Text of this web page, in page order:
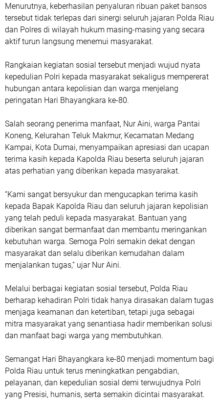
Menurutnya, keberhasilan penyaluran ribuan paket bansos
tersebut tidak terlepas dari sinergi seluruh jajaran Polda Riau
dan Polres di wilayah hukum masing-masing yang secara
aktif turun langsung menemui masyarakat.
Rangkaian kegiatan sosial tersebut menjadi wujud nyata
kepedulian Polri kepada masyarakat sekaligus mempererat
hubungan antara kepolisian dan warga menjelang
peringatan Hari Bhayangkara ke-80.
Salah seorang penerima manfaat, Nur Aini, warga Pantai
Koneng, Kelurahan Teluk Makmur, Kecamatan Medang
Kampai, Kota Dumai, menyampaikan apresiasi dan ucapan
terima kasih kepada Kapolda Riau beserta seluruh jajaran
atas perhatian yang diberikan kepada masyarakat.
“Kami sangat bersyukur dan mengucapkan terima kasih
kepada Bapak Kapolda Riau dan seluruh jajaran kepolisian
yang telah peduli kepada masyarakat. Bantuan yang
diberikan sangat bermanfaat dan membantu meringankan
kebutuhan warga. Semoga Polri semakin dekat dengan
masyarakat dan selalu diberikan kemudahan dalam
menjalankan tugas,” ujar Nur Aini.
Melalui berbagai kegiatan sosial tersebut, Polda Riau
berharap kehadiran Polri tidak hanya dirasakan dalam tugas
menjaga keamanan dan ketertiban, tetapi juga sebagai
mitra masyarakat yang senantiasa hadir memberikan solusi
dan manfaat bagi warga yang membutuhkan.
Semangat Hari Bhayangkara ke-80 menjadi momentum bagi
Polda Riau untuk terus meningkatkan pengabdian,
pelayanan, dan kepedulian sosial demi terwujudnya Polri
yang Presisi, humanis, serta semakin dicintai masyarakat.